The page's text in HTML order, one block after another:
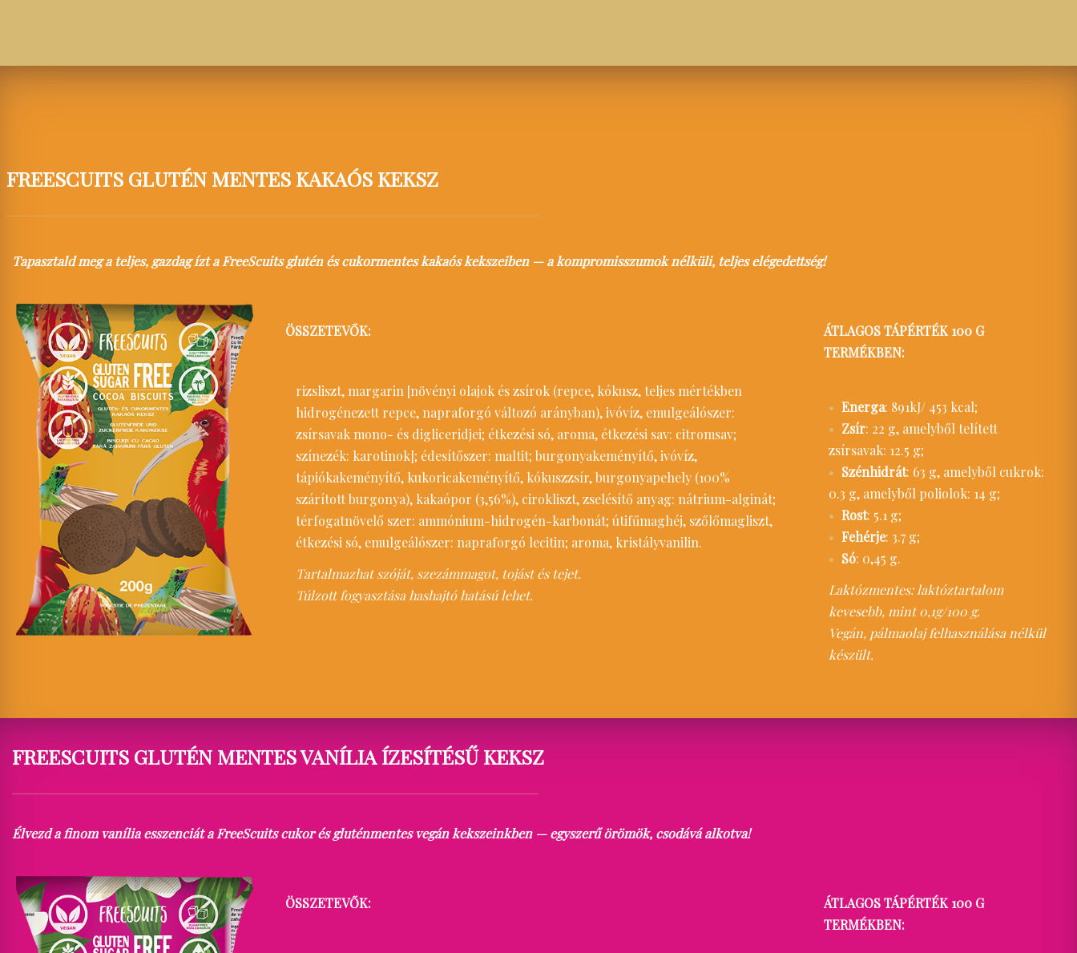
FREESCUITS GLUTÉN MENTES KAKAÓS KEKSZ
Tapasztald meg a teljes, gazdag ízt a FreeScuits glutén és cukormentes kakaós kekszeiben — a kompromisszumok nélküli, teljes elégedettség!
ÖSSZETEVŐK:
rizsliszt, margarin [növényi olajok és zsírok (repce, kókusz, teljes mértékben
hidrogénezett repce, napraforgó változó arányban), ivóvíz, emulgeálószer:
zsírsavak mono- és digliceridjei; étkezési só, aroma, étkezési sav: citromsav;
színezék: karotinok]; édesítőszer: maltit; burgonyakeményítő, ivóvíz,
tápiókakeményítő, kukoricakeményítő, kókuszzsír, burgonyapehely (100%
szárított burgonya), kakaópor (3,56%), cirokliszt, zselésítő anyag: nátrium-alginát;
térfogatnövelő szer: ammónium-hidrogén-karbonát; útifűmaghéj, szőlőmagliszt,
étkezési só, emulgeálószer: napraforgó lecitin; aroma, kristályvanilin.
Tartalmazhat szóját, szezámmagot, tojást és tejet.
Túlzott fogyasztása hashajtó hatású lehet.
ÁTLAGOS TÁPÉRTÉK 100 G
TERMÉKBEN:
Energa: 891kJ/ 453 kcal;
Zsír: 22 g, amelyből telített
zsírsavak: 12.5 g;
Szénhidrát: 63 g, amelyből cukrok:
0.3 g, amelyből poliolok: 14 g;
Rost: 5.1 g;
Fehérje: 3.7 g;
Só: 0,45 g.
Laktózmentes: laktóztartalom
kevesebb, mint 0,1g/100 g.
Vegán, pálmaolaj felhasználása nélkül
készült.
FREESCUITS GLUTÉN MENTES VANÍLIA ÍZESÍTÉSŰ KEKSZ
Élvezd a finom vanília esszenciát a FreeScuits cukor és gluténmentes vegán kekszeinkben — egyszerű örömök, csodává alkotva!
ÖSSZETEVŐK:
ÁTLAGOS TÁPÉRTÉK 100 G
TERMÉKBEN: